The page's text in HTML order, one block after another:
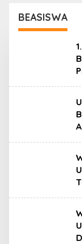
BEASISWA